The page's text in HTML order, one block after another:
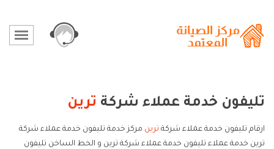
تليفون خدمة عملاء شركة ترين
ارقام تليفون خدمة عملاء شركة ترين مركز خدمة تليفون خدمة عملاء شركة
ترين خدمة عملاء تليفون خدمة عملاء شركة ترين و الخط الساخن تليفون